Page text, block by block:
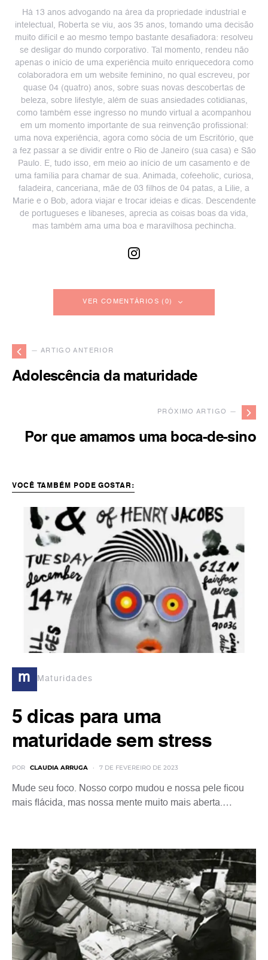
Há 13 anos advogando na área da propriedade industrial e
intelectual, Roberta se viu, aos 35 anos, tomando uma decisão
muito difícil e ao mesmo tempo bastante desafiadora: resolveu
se desligar do mundo corporativo. Tal momento, rendeu não
apenas o início de uma experiência muito enriquecedora como
colaboradora em um website feminino, no qual escreveu, por
quase 04 (quatro) anos, sobre suas novas descobertas de
beleza, sobre lifestyle, além de suas ansiedades cotidianas,
como também esse ingresso no mundo virtual a acompanhou
em um momento importante de sua reinvenção profissional:
uma nova experiência, agora como sócia de um Escritório, que
a fez passar a se dividir entre o Rio de Janeiro (sua casa) e São
Paulo. E, tudo isso, em meio ao início de um casamento e de
uma família para chamar de sua. Animada, cofeeholic, curiosa,
faladeira, canceriana, mãe de 03 filhos de 04 patas, a Lilie, a
Marie e o Bob, adora viajar e trocar ideias e dicas. Descendente
de portugueses e libaneses, aprecia as coisas boas da vida,
mas também ama uma boa e maravilhosa pechincha.
VER COMENTÁRIOS (0)
— ARTIGO ANTERIOR
Adolescência da maturidade
PRÓXIMO ARTIGO —
Por que amamos uma boca-de-sino
VOCÊ TAMBÉM PODE GOSTAR:
m Maturidades
5 dicas para uma
maturidade sem stress
POR CLAUDIA ARRUGA 7 DE FEVEREIRO DE 2023
Mude seu foco. Nosso corpo mudou e nossa pele ficou
mais flácida, mas nossa mente muito mais aberta.…